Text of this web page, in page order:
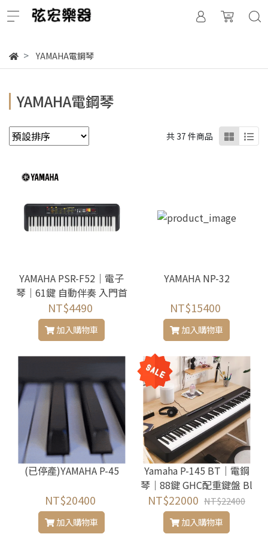
YAMAHA電鋼琴
YAMAHA電鋼琴
共 37 件商品
YAMAHA PSR-F52｜電子
琴｜61鍵 自動伴奏 入門首
選 世界音色
NT$4490
加入購物車
YAMAHA NP-32
NT$15400
加入購物車
(已停產)YAMAHA P-45
NT$20400
加入購物車
Yamaha P-145 BT｜電鋼
琴｜88鍵 GHC配重鍵盤 Bl
uetooth 可攜式電鋼琴
NT$22000 NT$22400
加入購物車